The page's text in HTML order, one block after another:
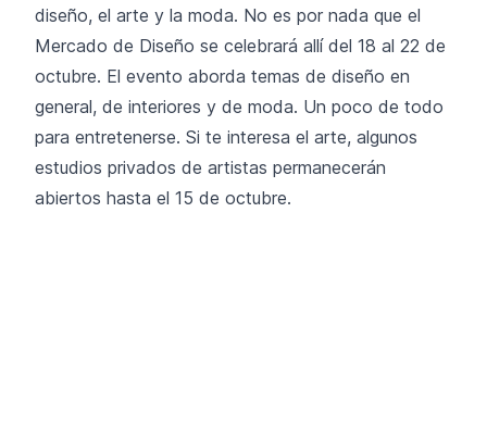
diseño, el arte y la moda. No es por nada que el
Mercado de Diseño se celebrará allí del 18 al 22 de
octubre. El evento aborda temas de diseño en
general, de interiores y de moda. Un poco de todo
para entretenerse. Si te interesa el arte, algunos
estudios privados de artistas permanecerán
abiertos hasta el 15 de octubre.